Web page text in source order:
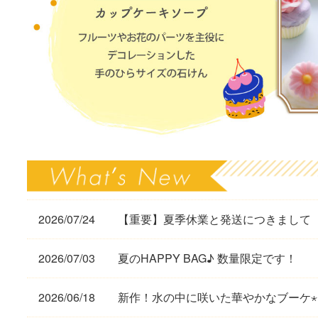
2026/07/24 【重要】夏季休業と発送につきまして
2026/07/03 夏のHAPPY BAG♪ 数量限定です！
2026/06/18 新作！水の中に咲いた華やかなブーケ